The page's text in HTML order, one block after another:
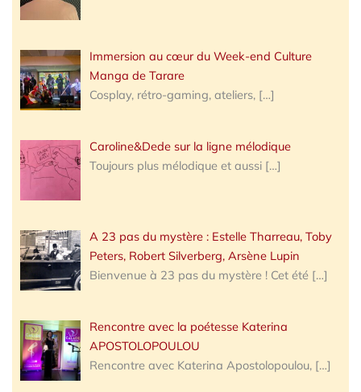
Immersion au cœur du Week-end Culture
Manga de Tarare
Cosplay, rétro-gaming, ateliers, […]
Caroline&Dede sur la ligne mélodique
Toujours plus mélodique et aussi […]
A 23 pas du mystère : Estelle Tharreau, Toby
Peters, Robert Silverberg, Arsène Lupin
Bienvenue à 23 pas du mystère ! Cet été […]
Rencontre avec la poétesse Katerina
APOSTOLOPOULOU
Rencontre avec Katerina Apostolopoulou, […]